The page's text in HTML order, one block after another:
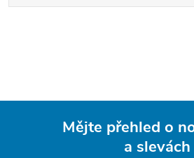
Mějte přehled o
a slevách